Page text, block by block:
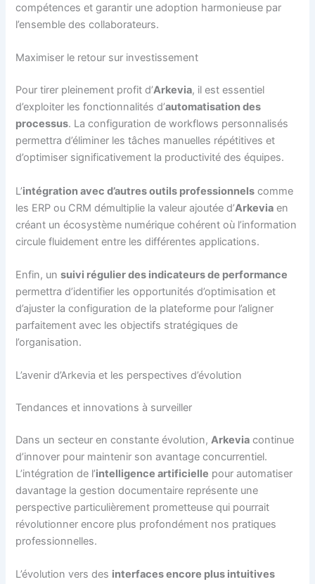
compétences et garantir une adoption harmonieuse par
l’ensemble des collaborateurs.
Maximiser le retour sur investissement
Pour tirer pleinement profit d’Arkevia, il est essentiel
d’exploiter les fonctionnalités d’automatisation des
processus. La configuration de workflows personnalisés
permettra d’éliminer les tâches manuelles répétitives et
d’optimiser significativement la productivité des équipes.
L’intégration avec d’autres outils professionnels comme
les ERP ou CRM démultiplie la valeur ajoutée d’Arkevia en
créant un écosystème numérique cohérent où l’information
circule fluidement entre les différentes applications.
Enfin, unsuivi régulier des indicateurs de performance
permettra d’identifier les opportunités d’optimisation et
d’ajuster la configuration de la plateforme pour l’aligner
parfaitement avec les objectifs stratégiques de
l’organisation.
L’avenir d’Arkevia et les perspectives d’évolution
Tendances et innovations à surveiller
Dans un secteur en constante évolution,Arkevia continue
d’innover pour maintenir son avantage concurrentiel.
L’intégration de l’intelligence artificielle pour automatiser
davantage la gestion documentaire représente une
perspective particulièrement prometteuse qui pourrait
révolutionner encore plus profondément nos pratiques
professionnelles.
L’évolution vers des interfaces encore plus intuitives